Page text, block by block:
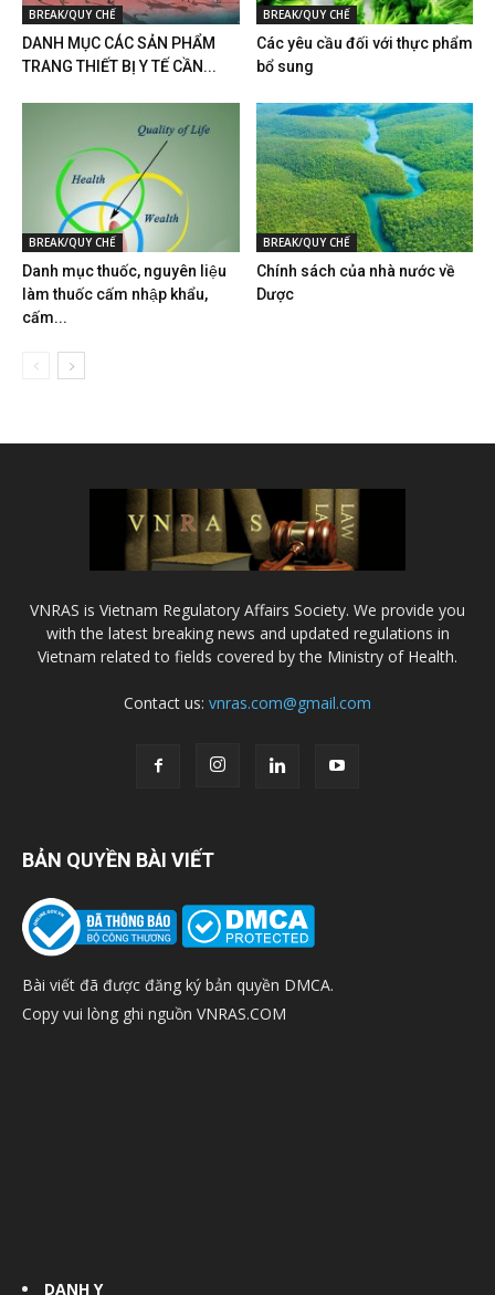
BREAK/QUY CHẾ
DANH MỤC CÁC SẢN PHẨM
TRANG THIẾT BỊ Y TẾ CẦN...
BREAK/QUY CHẾ
Các yêu cầu đối với thực phẩm
bổ sung
BREAK/QUY CHẾ
Danh mục thuốc, nguyên liệu
làm thuốc cấm nhập khẩu,
cấm...
BREAK/QUY CHẾ
Chính sách của nhà nước về
Dược
VNRAS is Vietnam Regulatory Affairs Society. We provide you
with the latest breaking news and updated regulations in
Vietnam related to fields covered by the Ministry of Health.
Contact us: vnras.com@gmail.com
BẢN QUYỀN BÀI VIẾT
Bài viết đã được đăng ký bản quyền DMCA.
Copy vui lòng ghi nguồn VNRAS.COM
DANH Y